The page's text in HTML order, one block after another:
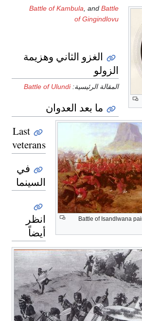
Battle of Kambula , andBattle
of Gingindlovu
Battle of Isandlwana
الغزو الثاني وهزيمة
الزولو
المقالة الرئيسية:Battle of Ulundi
ما بعد العدوان
Last
veterans
في
السينما
انظر
أيضاً